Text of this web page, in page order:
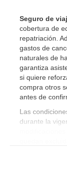
Seguro de
cobertura de
repatriación.
gastos de
naturales de
garantiza
si quiere
compra otros
antes de
Las
durante la